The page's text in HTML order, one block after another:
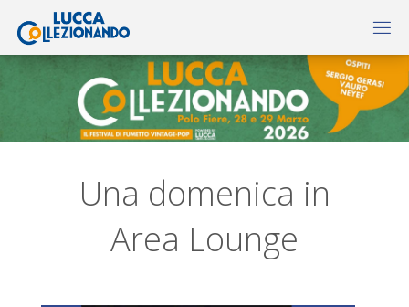
Una domenica in
Area Lounge